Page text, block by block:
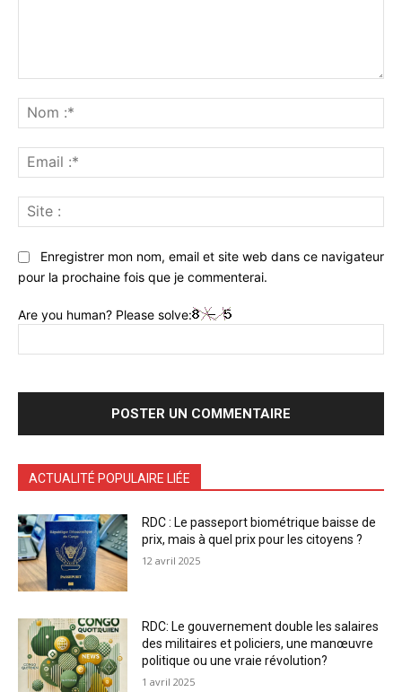
:*
:*
:
Enregistrer mon nom, email et site web dans ce navigateur
pour la prochaine fois que je commenterai.
Are you human? Please solve:
ACTUALITÉ POPULAIRE LIÉE
RDC : Le passeport biométrique baisse de
prix, mais à quel prix pour les citoyens ?
12 avril 2025
RDC: Le gouvernement double les salaires
des militaires et policiers, une manœuvre
politique ou une vraie révolution?
1 avril 2025